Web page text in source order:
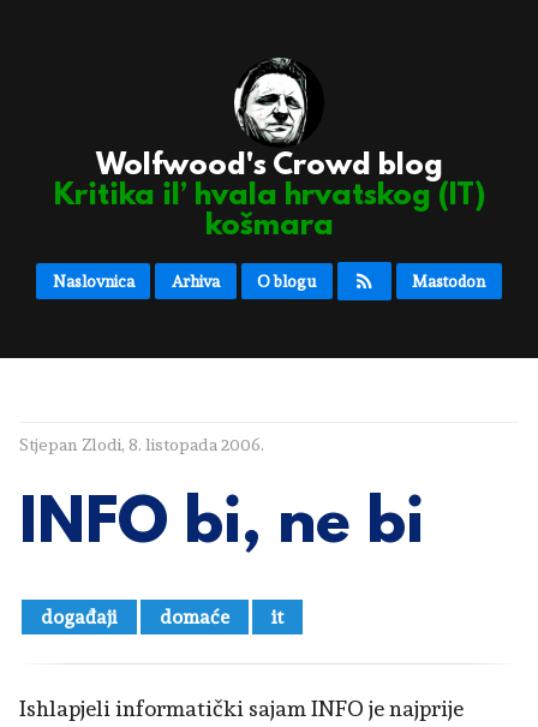
Wolfwood's Crowd blog
Kritika il’ hvala hrvatskog (IT)
košmara
Naslovnica Arhiva O blogu Mastodon
Stjepan Zlodi, 8. listopada 2006.
INFO bi, ne bi
događaji domaće it
Ishlapjeli informatički sajam INFO je najprije